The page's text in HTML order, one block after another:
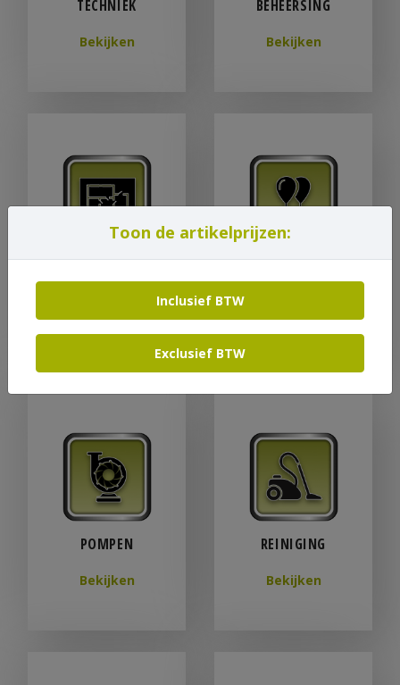
TECHNIEK
Bekijken
BEHEERSING
Bekijken
MODULAIRE
HUISVESTING
Bekijken
PARTYARTIKELEN
POMPEN
Bekijken
REINIGING
Bekijken
Toon de artikelprijzen:
Inclusief BTW
Exclusief BTW